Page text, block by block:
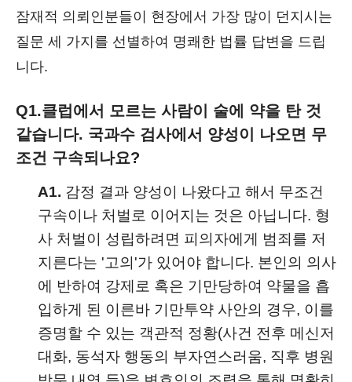
잠재적 의뢰인분들이 현장에서 가장 많이 던지시는
질문 세 가지를 선별하여 명쾌한 법률 답변을 드립
니다.
Q1.클럽에서 모르는 사람이 술에 약을 탄 것
같습니다. 국과수 검사에서 양성이 나오면 무
조건 구속되나요?
A1. 감정 결과 양성이 나왔다고 해서 무조건
구속이나 처벌로 이어지는 것은 아닙니다. 형
사 처벌이 성립하려면 피의자에게 범죄를 저
지른다는 '고의'가 있어야 합니다. 본인의 의사
에 반하여 강제로 혹은 기만당하여 약물을 흡
입하게 된 이른바 기만투약 사안의 경우, 이를
증명할 수 있는 객관적 정황(사건 전후 메신저
대화, 동석자 행동의 부자연스러움, 직후 병원